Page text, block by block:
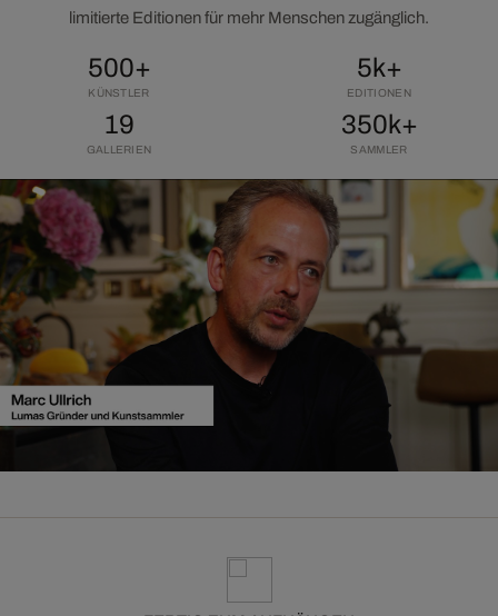
limitierte Editionen für mehr Menschen zugänglich.
500+
KÜNSTLER
5k+
EDITIONEN
19
GALLERIEN
350k+
SAMMLER